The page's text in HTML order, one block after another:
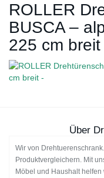
ROLLER
BUSCA –
225 cm
Über
Wir von
Produktvergleichern. Mit
Möbel und Haushalt